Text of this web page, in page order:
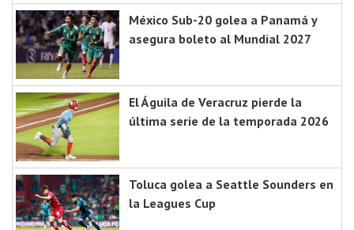
México Sub-20 golea a Panamá y
asegura boleto al Mundial 2027
El Águila de Veracruz pierde la
última serie de la temporada 2026
Toluca golea a Seattle Sounders en
la Leagues Cup